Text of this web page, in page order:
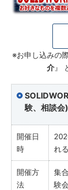
※お申し込みの
介』
験、相談会)
開催日
時
れ
開催方
法
集
験